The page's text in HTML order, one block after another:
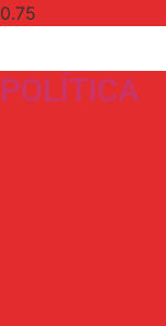
POLÍTICA​